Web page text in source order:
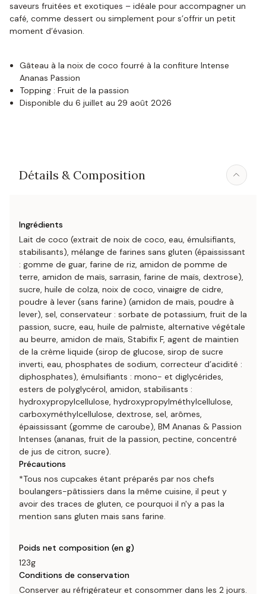
saveurs fruitées et exotiques – idéale pour accompagner un
café, comme dessert ou simplement pour s’offrir un petit
moment d’évasion.
Gâteau à la noix de coco fourré à la confiture Intense
Ananas Passion
Topping : Fruit de la passion
Disponible du 6 juillet au 29 août 2026
Détails & Composition
Ingrédients
Lait de coco (extrait de noix de coco, eau, émulsifiants,
stabilisants), mélange de farines sans gluten (épaississant
: gomme de guar, farine de riz, amidon de pomme de
terre, amidon de maïs, sarrasin, farine de maïs, dextrose),
sucre, huile de colza, noix de coco, vinaigre de cidre,
poudre à lever (sans farine) (amidon de maïs, poudre à
lever), sel, conservateur : sorbate de potassium, fruit de la
passion, sucre, eau, huile de palmiste, alternative végétale
au beurre, amidon de maïs, Stabifix F, agent de maintien
de la crème liquide (sirop de glucose, sirop de sucre
inverti, eau, phosphates de sodium, correcteur d’acidité :
diphosphates), émulsifiants : mono- et diglycérides,
esters de polyglycérol, amidon, stabilisants :
hydroxypropylcellulose, hydroxypropylméthylcellulose,
carboxyméthylcellulose, dextrose, sel, arômes,
épaississant (gomme de caroube), BM Ananas & Passion
Intenses (ananas, fruit de la passion, pectine, concentré
de jus de citron, sucre).
Précautions
*Tous nos cupcakes étant préparés par nos chefs
boulangers-pâtissiers dans la même cuisine, il peut y
avoir des traces de gluten, ce pourquoi il n'y a pas la
mention sans gluten mais sans farine.
Poids net composition (en g)
123g
Conditions de conservation
Conserver au réfrigérateur et consommer dans les 2 jours.